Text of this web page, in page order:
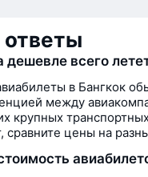
дешевле всего
в Бангкок
между
крупных
цены на